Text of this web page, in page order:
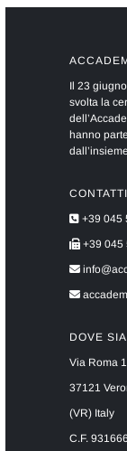
Il 23
svolta la
hanno
CONTATTI
+39 045
+39 045
DOVE
Via Roma
37121
(VR) Italy
C.F.